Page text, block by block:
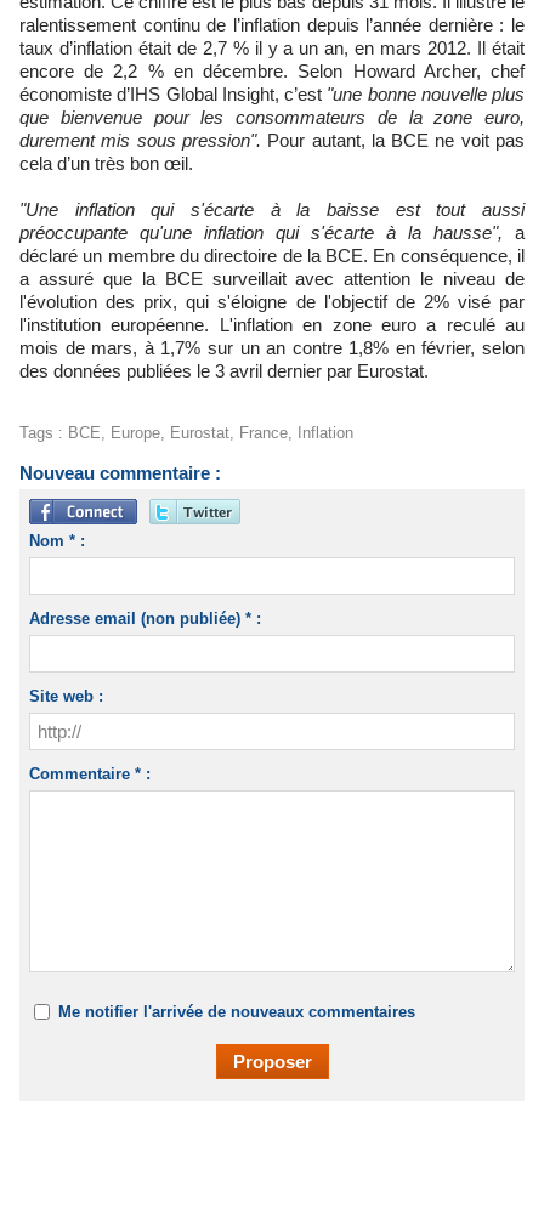
ralentissement continu de l’inflation depuis l’année dernière : le
taux d’inflation était de 2,7 % il y a un an, en mars 2012. Il était
encore de 2,2 % en décembre. Selon Howard Archer, chef
économiste d’IHS Global Insight, c’est "une bonne nouvelle plus
que bienvenue pour les consommateurs de la zone euro,
durement mis sous pression". Pour autant, la BCE ne voit pas
cela d’un très bon œil.
"Une inflation qui s'écarte à la baisse est tout aussi
préoccupante qu'une inflation qui s'écarte à la hausse", a
déclaré un membre du directoire de la BCE. En conséquence, il
a assuré que la BCE surveillait avec attention le niveau de
l'évolution des prix, qui s'éloigne de l'objectif de 2% visé par
l'institution européenne. L'inflation en zone euro a reculé au
mois de mars, à 1,7% sur un an contre 1,8% en février, selon
des données publiées le 3 avril dernier par Eurostat.
Tags : BCE, Europe, Eurostat, France, Inflation
Nouveau commentaire :
Nom * :
Adresse email (non publiée) * :
Site web :
Commentaire * :
Me notifier l'arrivée de nouveaux commentaires